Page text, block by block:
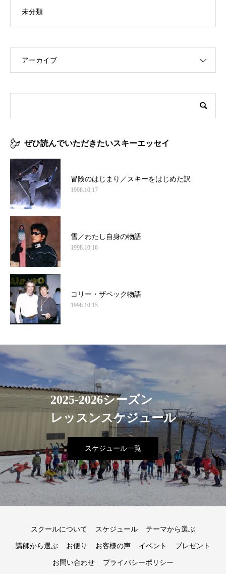
未分類
アーカイブ
ぜひ読んでいただきたいスキーエッセイ
冒険のはじまり／スキーをはじめた訳
1998.10.17
雪／わたし自身の物語
1998.10.16
コリー・ザペック物語
1998.10.15
2025-2026シーズン
レッスンスケジュール
スケジュール一覧
スクールについて スケジュール テーマから選ぶ
講師から選ぶ お便り お客様の声 イベント プレゼント
お問い合わせ プライバシーポリシー